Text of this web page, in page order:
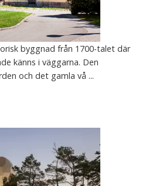
byggnad från 1700-talet där
känns i väggarna. Den
och det gamla vå ...